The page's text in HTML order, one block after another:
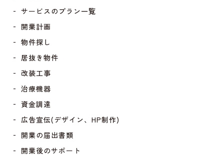
‐ サービスのプラン一覧
‐ 開業計画
‐ 物件探し
‐ 居抜き物件
‐ 改装工事
‐ 治療機器
‐ 資金調達
‐ 広告宣伝(デザイン、HP制作)
‐ 開業の届出書類
‐ 開業後のサポート